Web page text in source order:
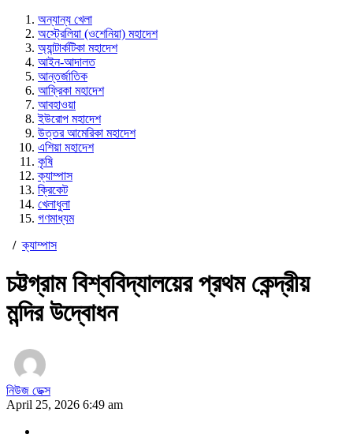
অন্যান্য খেলা
অস্ট্রেলিয়া (ওশেনিয়া) মহাদেশ
অ্যান্টার্কটিকা মহাদেশ
আইন-আদালত
আন্তর্জাতিক
আফ্রিকা মহাদেশ
আবহাওয়া
ইউরোপ মহাদেশ
উত্তর আমেরিকা মহাদেশ
এশিয়া মহাদেশ
কৃষি
ক্যাম্পাস
ক্রিকেট
খেলাধুলা
গণমাধ্যম
/ক্যাম্পাস
চট্টগ্রাম বিশ্ববিদ্যালয়ের প্রথম কেন্দ্রীয়
মন্দির উদ্বোধন
নিউজ ডেক্স
April 25, 2026 6:49 am